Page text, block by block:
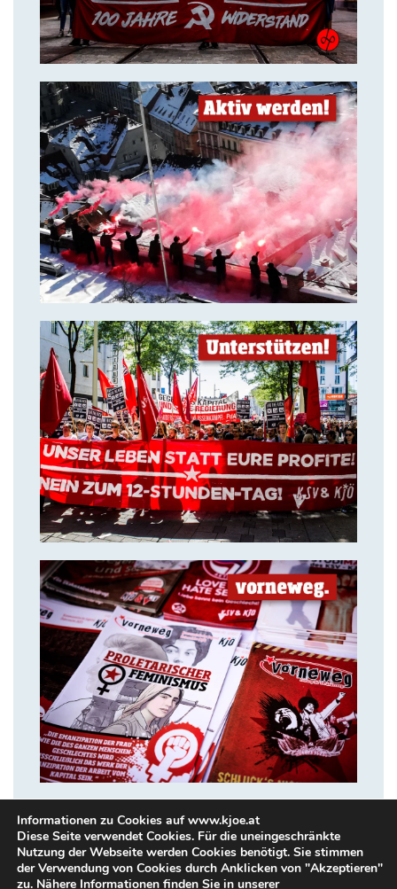
14. Juli 2018
Aktiv werden & gemeinsam
kämpfen!
14. Juli 2018
Solidarität ist unsere stärkste
Waffe!
14. Juli 2018
VORNEWEG
Informationen zu Cookies auf www.kjoe.at
Diese Seite verwendet Cookies. Für die uneingeschränkte
Nutzung der Webseite werden Cookies benötigt. Sie stimmen
der Verwendung von Cookies durch Anklicken von "Akzeptieren"
zu. Nähere Informationen finden Sie in unserer